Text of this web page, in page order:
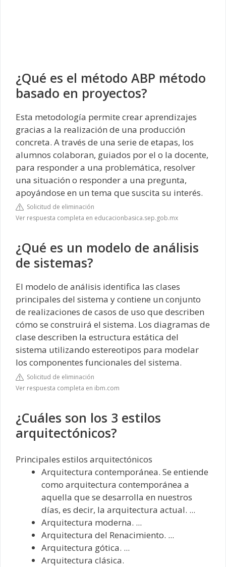
¿Qué es el método ABP método
basado en proyectos?
Esta metodología permite crear aprendizajes
gracias a la realización de una producción
concreta. A través de una serie de etapas, los
alumnos colaboran, guiados por el o la docente,
para responder a una problemática, resolver
una situación o responder a una pregunta,
apoyándose en un tema que suscita su interés.
Solicitud de eliminación
Ver respuesta completa en educacionbasica.sep.gob.mx
¿Qué es un modelo de análisis
de sistemas?
El modelo de análisis identifica las clases
principales del sistema y contiene un conjunto
de realizaciones de casos de uso que describen
cómo se construirá el sistema. Los diagramas de
clase describen la estructura estática del
sistema utilizando estereotipos para modelar
los componentes funcionales del sistema.
Solicitud de eliminación
Ver respuesta completa en ibm.com
¿Cuáles son los 3 estilos
arquitectónicos?
Principales estilos arquitectónicos
Arquitectura contemporánea. Se entiende
como arquitectura contemporánea a
aquella que se desarrolla en nuestros
días, es decir, la arquitectura actual. ...
Arquitectura moderna. ...
Arquitectura del Renacimiento. ...
Arquitectura gótica. ...
Arquitectura clásica.